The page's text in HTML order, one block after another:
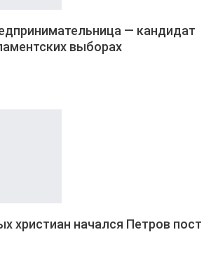
— кандидат
выборах
христиан начался Петров пост